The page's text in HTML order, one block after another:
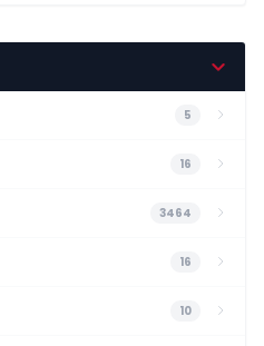
5
16
3464
16
10